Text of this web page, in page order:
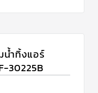
น้ำทิ้งแอร์
30225B